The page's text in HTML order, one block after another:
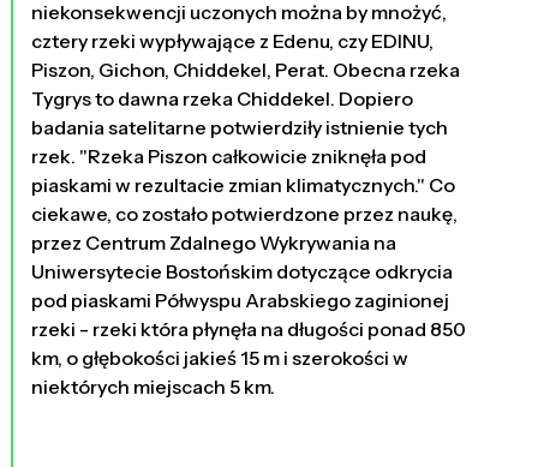
niekonsekwencji uczonych można by mnożyć,
cztery rzeki wypływające z Edenu, czy EDINU,
Piszon, Gichon, Chiddekel, Perat. Obecna rzeka
Tygrys to dawna rzeka Chiddekel. Dopiero
badania satelitarne potwierdziły istnienie tych
rzek. "Rzeka Piszon całkowicie zniknęła pod
piaskami w rezultacie zmian klimatycznych." Co
ciekawe, co zostało potwierdzone przez naukę,
przez Centrum Zdalnego Wykrywania na
Uniwersytecie Bostońskim dotyczące odkrycia
pod piaskami Półwyspu Arabskiego zaginionej
rzeki - rzeki która płynęła na długości ponad 850
km, o głębokości jakieś 15 m i szerokości w
niektórych miejscach 5 km.